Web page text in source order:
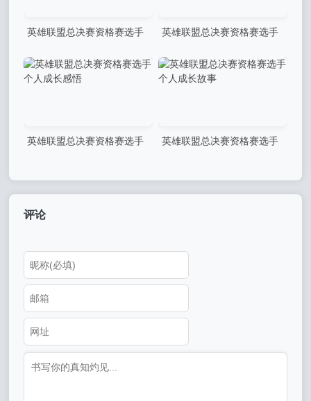
英雄联盟总决赛资格赛选手
英雄联盟总决赛资格赛选手
英雄联盟总决赛资格赛选手
英雄联盟总决赛资格赛选手
评论